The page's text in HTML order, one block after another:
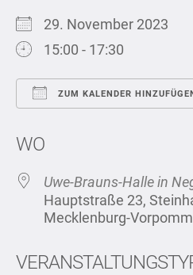
29. November 2023
15:00 - 17:30
ZUM KALENDER
WO
Uwe-Brauns-Halle in
Hauptstraße 23,
Mecklenburg-